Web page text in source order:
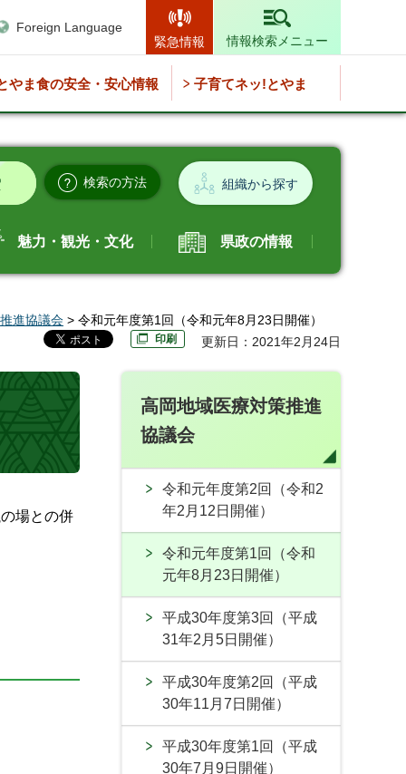
Foreign Language
緊急情報
情報検索メニュー
やま食の安全・安心情報 子育てネッ!とやま
検索の方法 組織から探す
魅力・観光・文化 県政の情報
進協議会 > 令和元年度第1回（令和元年8月23日開催）
印刷 更新日：2021年2月24日
場との併
高岡地域医療対策推進
協議会
令和元年度第2回（令和2
年2月12日開催）
令和元年度第1回（令和
元年8月23日開催）
平成30年度第3回（平成
31年2月5日開催）
平成30年度第2回（平成
30年11月7日開催）
平成30年度第1回（平成
30年7月9日開催）